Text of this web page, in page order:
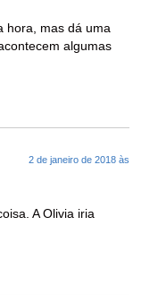
hora, mas dá uma
algumas
2 de janeiro de 2018 às
A Olivia iria